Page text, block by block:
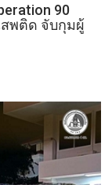
90
สพติด จับกุมผู้